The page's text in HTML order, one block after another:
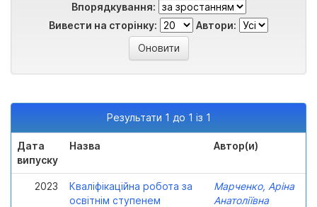
Впорядкування:
Вивести на сторінку:
Автори:
Результати 1 до 1 із 1
Дата
випуску
Назва Автор(и)
2023
Кваліфікаційна робота за
освітнім ступенем
Марченко, Аріна
Анатоліївна